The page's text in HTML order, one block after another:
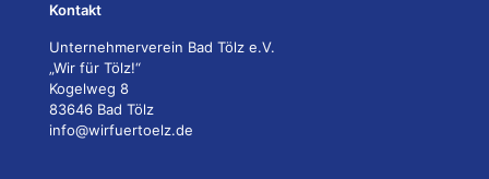
Kontakt
Unternehmerverein Bad Tölz e.V.
„Wir für Tölz!“
Kogelweg 8
83646 Bad Tölz
info@wirfuertoelz.de